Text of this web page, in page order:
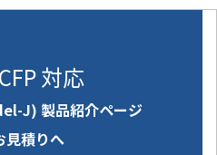
対応
J) 製品紹介ページ
見積りへ